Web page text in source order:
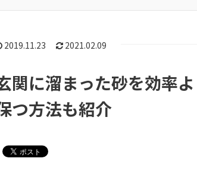
2019.11.23 2021.02.09
関に溜まった砂を効率
つ方法も紹介